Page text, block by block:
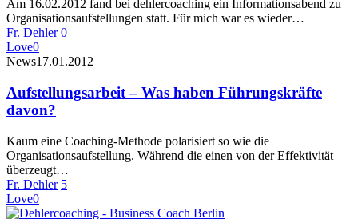
Am 16.02.2012 fand bei dehlercoaching ein Informationsabend zu
Organisationsaufstellungen statt. Für mich war es wieder…
Fr. Dehler 0
Love0
News17.01.2012
Aufstellungsarbeit – Was haben Führungskräfte
davon?
Kaum eine Coaching-Methode polarisiert so wie die
Organisationsaufstellung. Während die einen von der Effektivität
überzeugt…
Fr. Dehler 5
Love0